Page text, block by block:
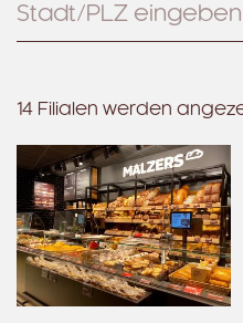
14 Filialen werden